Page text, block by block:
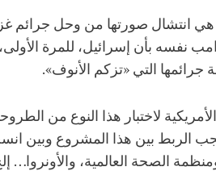
انتشال صورتها من وحل جرائم
نفسه بأن إسرائيل، للمرة
التي «تزكم الأنوف».
لاختبار هذا النوع من
الصحة العالمية، والأونروا…